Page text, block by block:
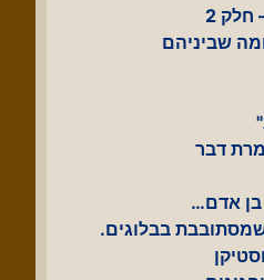
2
שביניהם
דבר
אדם…
בבלוגים.